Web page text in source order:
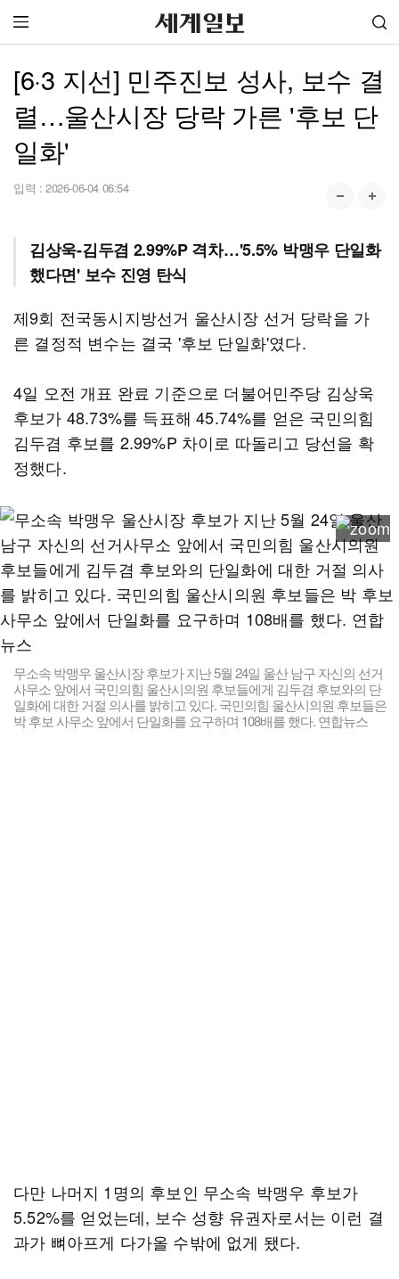
[6·3 지선] 민주진보 성사, 보수 결
렬…울산시장 당락 가른 '후보 단
일화'
입력 : 2026-06-04 06:54
김상욱-김두겸 2.99%P 격차…'5.5% 박맹우 단일화
했다면' 보수 진영 탄식
제9회 전국동시지방선거 울산시장 선거 당락을 가
른 결정적 변수는 결국 '후보 단일화'였다.
4일 오전 개표 완료 기준으로 더불어민주당 김상욱
후보가 48.73%를 득표해 45.74%를 얻은 국민의힘
김두겸 후보를 2.99%P 차이로 따돌리고 당선을 확
정했다.
무소속 박맹우 울산시장 후보가 지난 5월 24일 울산 남구 자신의 선거
사무소 앞에서 국민의힘 울산시의원 후보들에게 김두겸 후보와의 단
일화에 대한 거절 의사를 밝히고 있다. 국민의힘 울산시의원 후보들은
박 후보 사무소 앞에서 단일화를 요구하며 108배를 했다. 연합뉴스
다만 나머지 1명의 후보인 무소속 박맹우 후보가
5.52%를 얻었는데, 보수 성향 유권자로서는 이런 결
과가 뼈아프게 다가올 수밖에 없게 됐다.